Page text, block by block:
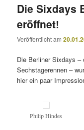
Die Sixdays
eröffnet!
Veröffentlicht am
Die Berliner Sixdays –
Sechstagerennen –
hier ein paar
Philip Hindes